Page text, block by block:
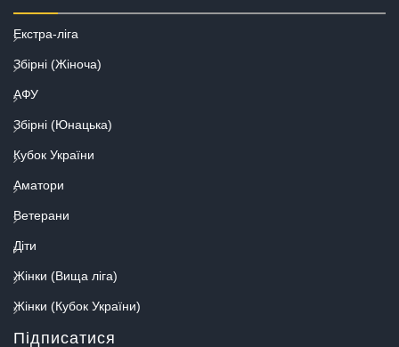
Екстра-ліга
Збірні (Жіноча)
АФУ
Збірні (Юнацька)
Кубок України
Аматори
Ветерани
Діти
Жінки (Вища ліга)
Жінки (Кубок України)
Підписатися